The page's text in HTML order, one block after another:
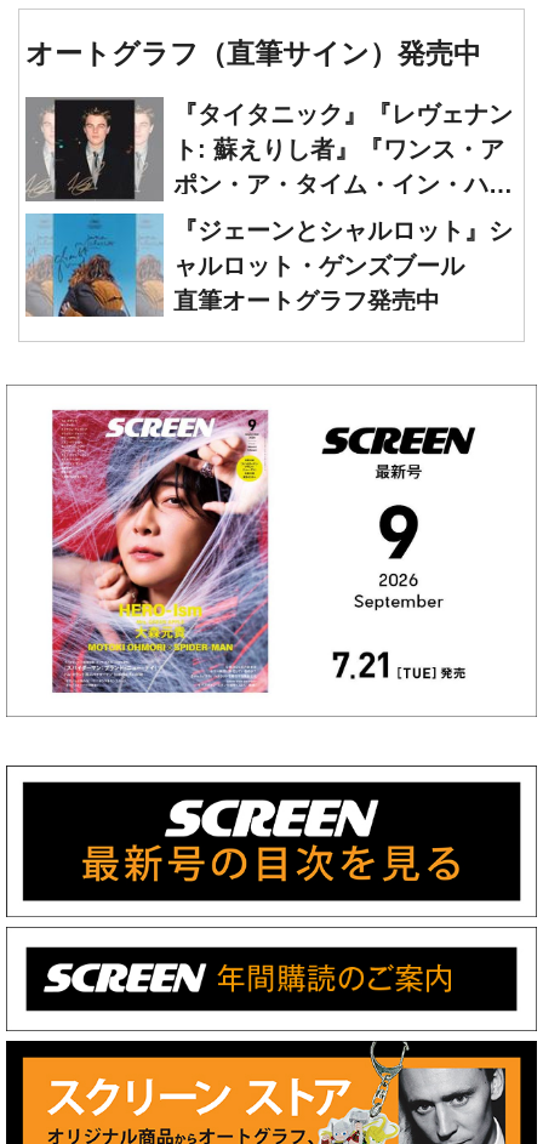
オートグラフ（直筆サイン）発売中
『タイタニック』『レヴェナン
ト: 蘇えりし者』『ワンス・ア
ポン・ア・タイム・イン・ハリ
ウッド』レオナルド・ディカプ
リオ 直筆オートグラフ発売中
『ジェーンとシャルロット』シ
ャルロット・ゲンズブール
直筆オートグラフ発売中